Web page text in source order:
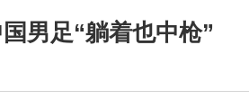
男足“躺着也中枪”